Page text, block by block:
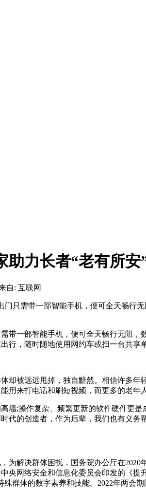
助力长者“老有所安
自: 互联网
需带一部智能手机，便可全天畅行无
一部智能手机，便可全天畅行无阻，
行，随时随地使用网约车或扫一台共
被远远甩掉，独自黯然。相信许多年
用来打电话和刷短视频，而更多的老年
;操作复杂、频繁更新的软件硬件更是
代的创造者，作为后辈，我们也有义
解决群体困扰，国务院办公厅在2020
央网络安全和信息化委员会印发的《
群体的数字素养和技能。2022年两